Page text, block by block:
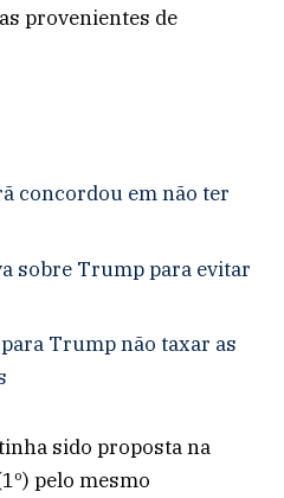
provenientes de
concordou em não ter
sobre Trump para evitar
Trump não taxar as
sido proposta na
pelo mesmo